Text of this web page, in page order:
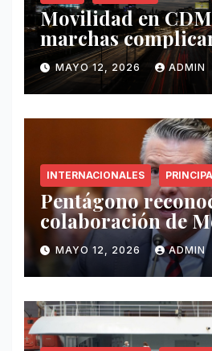
Movilidad en
marchas
este 12 de mayo
MAYO 12, 2026 ADMIN
INTERNACIONALES
Pentágono
colaboración de
exige mayor
antidrogas
MAYO 12, 2026 ADMIN